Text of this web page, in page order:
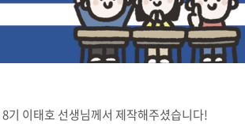
기 이태호 선생님께서 제작해주셨습니다!